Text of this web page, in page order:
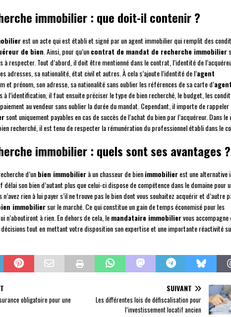
immobilier : que doit-il contenir ?
est un acte qui est établi et signé par un agent immobilier qui remplit des
de bien . Ainsi, pour qu’uncontrat de mandat de recherche immobilier
respecter. Tout d’abord, il doit être mentionné dans le contrat, l’identité de
adresses, sa nationalité, état civil et autres. À cela s’ajoute l’identité de l’agent
et prénom, son adresse, sa nationalité sans oublier les références de sa carte d’agent
à l’identification, il faut ensuite préciser le type de bien recherché, le budget, les
au vendeur sans oublier la durée du mandat. Cependant, il importe de rappeler
sont uniquement payables en cas de succès de l’achat du bien par l’acquéreur. Dans le
recherché, il est tenu de respecter la rémunération du professionnel établi dans le
immobilier : quels sont ses avantages ?
d’unbien immobilierà un chasseur de bienimmobilierest une alternative
son bien d’autant plus que celui-ci dispose de compétence dans le domaine pour
n’avez rien à lui payer s’il ne trouve pas le bien dont vous souhaitez acquérir et d’autre
immobiliersur le marché. Ce qui constitue un gain de temps économisé pour les
n’aboutiront à rien. En dehors de cela, lemandataire immobiliervous accompagne
tout en mettant votre disposition son expertise et une importante réactivité
obligatoire pour une
SUIVANT
Les différentes lois de défiscalisation pour
l’investissement locatif ancien